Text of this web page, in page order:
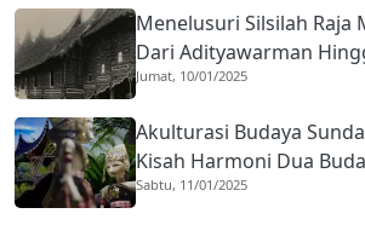
Menelusuri Silsilah Raja
Dari Adityawarman
Jumat, 10/01/2025
Akulturasi Budaya
Kisah Harmoni Dua
Mengakar Sejak 1959
Sabtu, 11/01/2025